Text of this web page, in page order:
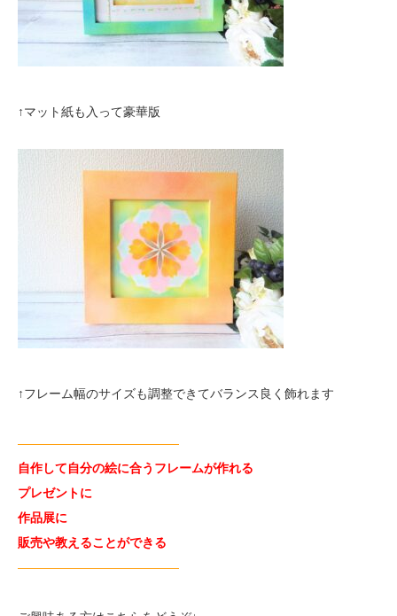
↑マット紙も入って豪華版
↑フレーム幅のサイズも調整できてバランス良く飾れます
—————————————
自作して自分の絵に合うフレームが作れる
プレゼントに
作品展に
販売や教えることができる
—————————————